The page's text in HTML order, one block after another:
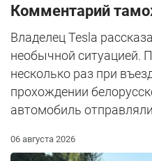
Комментарий
Владелец Tesla
необычной ситуацией.
несколько раз при
прохождении
автомобиль
06 августа 2026